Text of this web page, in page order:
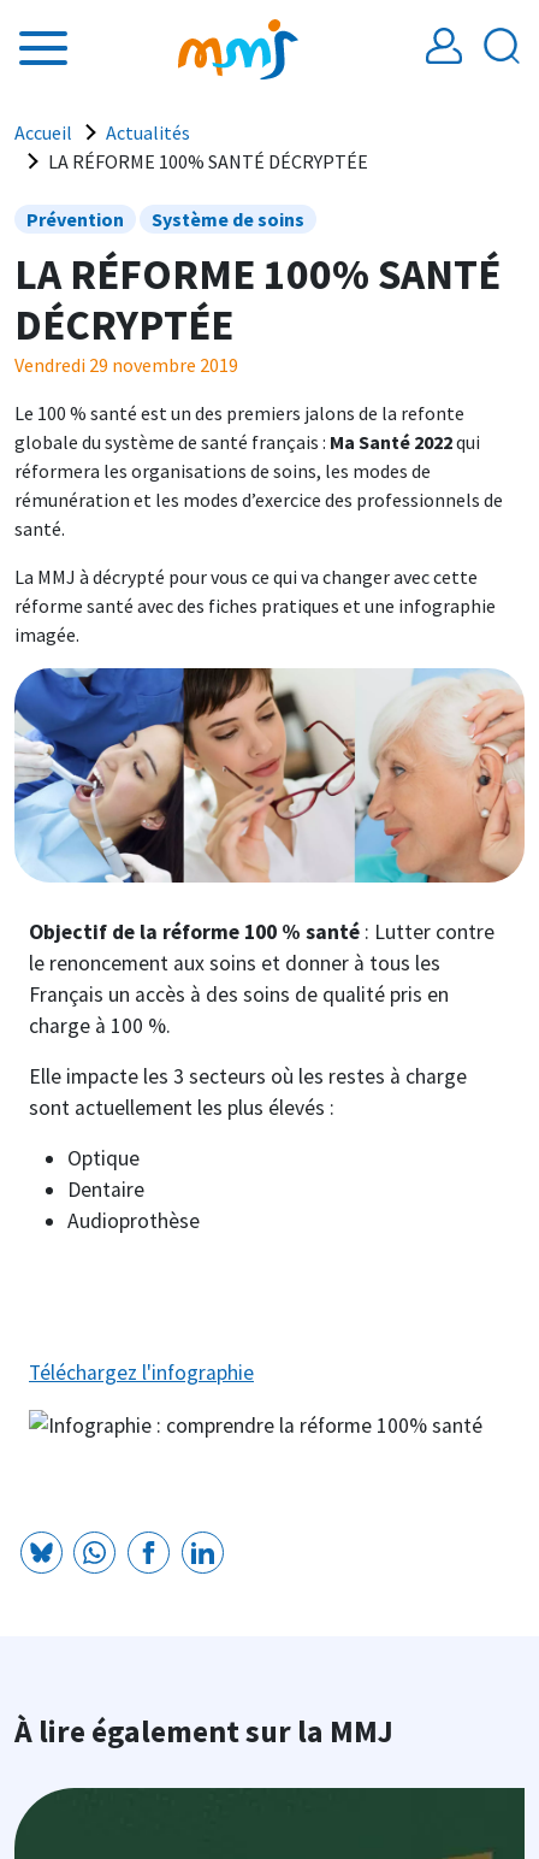
Fil d'Ariane
Accueil
Actualités
LA RÉFORME 100% SANTÉ DÉCRYPTÉE
Prévention Système de soins
LA RÉFORME 100% SANTÉ
DÉCRYPTÉE
Vendredi 29 novembre 2019
Le 100 % santé est un des premiers jalons de la refonte
globale du système de santé français : Ma Santé 2022qui
réformera les organisations de soins, les modes de
rémunération et les modes d’exercice des professionnels de
santé.
La MMJ à décrypté pour vous ce qui va changer avec cette
réforme santé avec des fiches pratiques et une infographie
imagée.
Image
Objectif de la réforme 100 % santé : Lutter contre
le renoncement aux soins et donner à tous les
Français un accès à des soins de qualité pris en
charge à 100 %.
Elle impacte les 3 secteurs où les restes à charge
sont actuellement les plus élevés :
Optique
Dentaire
Audioprothèse
Téléchargez l'infographie
À lire également sur la MMJ
Image